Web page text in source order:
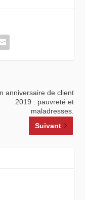
anniversaire de client
2019 : pauvreté et
maladresses.
Suivant